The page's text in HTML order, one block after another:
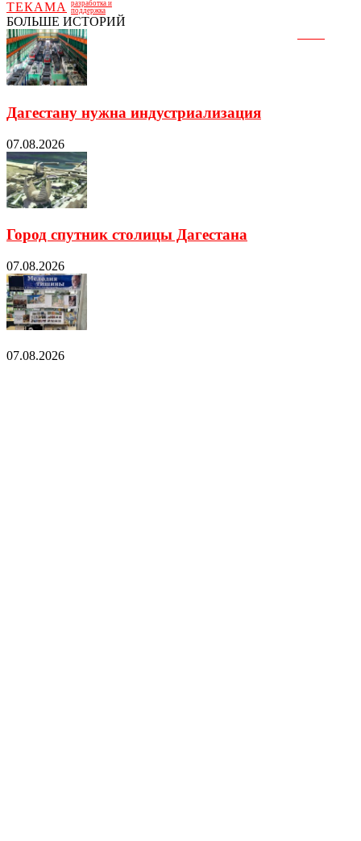
ТЕКАМА
разработка и
поддержка
БОЛЬШЕ ИСТОРИЙ
Дагестану нужна индустриализация
07.08.2026
Город спутник столицы Дагестана
07.08.2026
07.08.2026